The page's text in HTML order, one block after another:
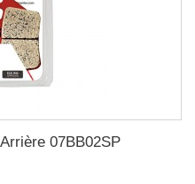
07BB02SP